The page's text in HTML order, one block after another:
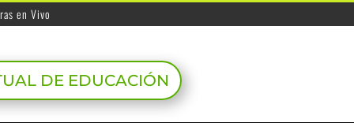
en Vivo
DE EDUCACIÓN